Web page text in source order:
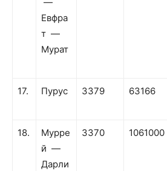
Евфра
т —
Мурат
17. Пурус 3379 63166
18.
Мурре
й —
Дарли
3370 1061000